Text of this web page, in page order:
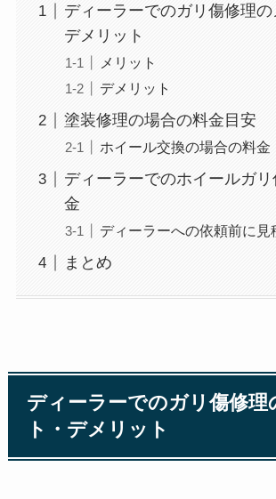
ディーラーでのガリ傷修理の
デメリット
メリット
デメリット
塗装修理の場合の料金目安
ホイール交換の場合の料金
ディーラーでのホイールガ
金
ディーラーへの依頼前に見
まとめ
ディーラーでのガリ傷修理
ト・デメリット